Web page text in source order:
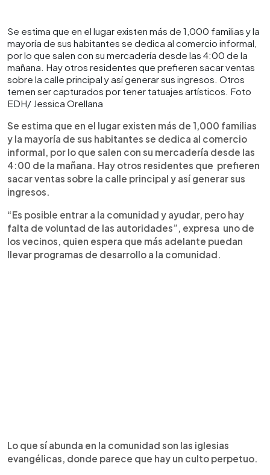
Se estima que en el lugar existen más de 1,000 familias y la
mayoría de sus habitantes se dedica al comercio informal,
por lo que salen con su mercadería desde las 4:00 de la
mañana. Hay otros residentes que prefieren sacar ventas
sobre la calle principal y así generar sus ingresos. Otros
temen ser capturados por tener tatuajes artísticos. Foto
EDH/ Jessica Orellana
Se estima que en el lugar existen más de 1,000 familias
y la mayoría de sus habitantes se dedica al comercio
informal, por lo que salen con su mercadería desde las
4:00 de la mañana. Hay otros residentes que prefieren
sacar ventas sobre la calle principal y así generar sus
ingresos.
“Es posible entrar a la comunidad y ayudar, pero hay
falta de voluntad de las autoridades”, expresa uno de
los vecinos, quien espera que más adelante puedan
llevar programas de desarrollo a la comunidad.
Lo que sí abunda en la comunidad son las iglesias
evangélicas, donde parece que hay un culto perpetuo.